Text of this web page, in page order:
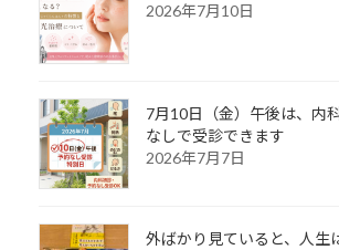
2026年7月10日
7月10日（金）午後は、内
なしで受診できます
2026年7月7日
外ばかり見ていると、人生